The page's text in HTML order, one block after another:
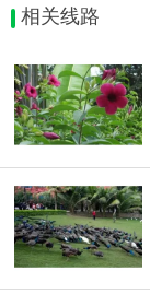
相关线路